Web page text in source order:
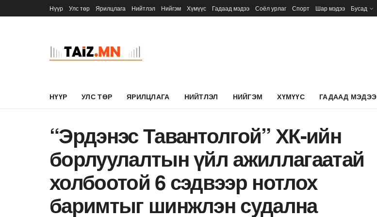
Нүүр Улс төр Ярилцлага Нийтлэл Нийгэм Хүмүүс Гадаад мэдээ Соёл урлаг Спорт Шар мэдээ Бусад
НҮҮР УЛС ТӨР ЯРИЛЦЛАГА НИЙТЛЭЛ НИЙГЭМ ХҮМҮҮС ГАДААД МЭДЭЭ
“Эрдэнэс Тавантолгой” ХК-ийн
борлуулалтын үйл ажиллагаатай
холбоотой 6 сэдвээр нотлох
баримтыг шинжлэн судална